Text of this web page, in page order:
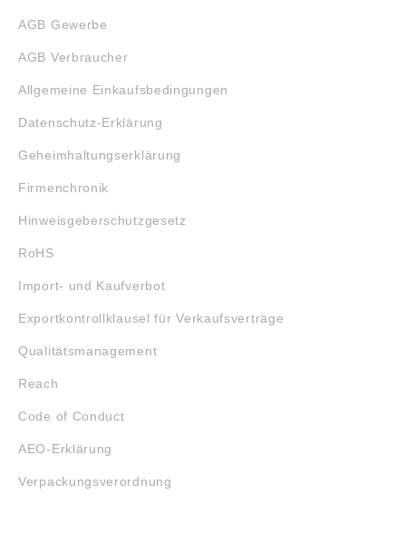
AGB Gewerbe
AGB Verbraucher
Allgemeine Einkaufsbedingungen
Datenschutz-Erklärung
Geheimhaltungserklärung
Firmenchronik
Hinweisgeberschutzgesetz
RoHS
Import- und Kaufverbot
Exportkontrollklausel für Verkaufsverträge
Qualitätsmanagement
Reach
Code of Conduct
AEO-Erklärung
Verpackungsverordnung